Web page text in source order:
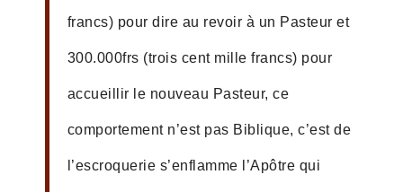
francs) pour dire au revoir à un Pasteur et
300.000frs (trois cent mille francs) pour
accueillir le nouveau Pasteur, ce
comportement n’est pas Biblique, c’est de
l’escroquerie s’enflamme l’Apôtre qui